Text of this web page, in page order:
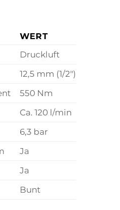
WERT
Druckluft
12,5 mm (1/2″)
550 Nm
Ca. 120 l/min
6,3 bar
Ja
Ja
Bunt